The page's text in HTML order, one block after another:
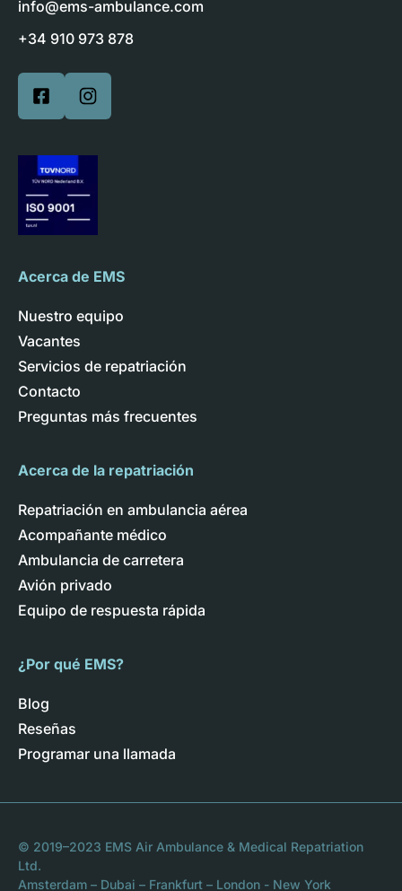
info@ems-ambulance.com
+34 910 973 878
Acerca de EMS
Nuestro equipo
Vacantes
Servicios de repatriación
Contacto
Preguntas más frecuentes
Acerca de la repatriación
Repatriación en ambulancia aérea
Acompañante médico
Ambulancia de carretera
Avión privado
Equipo de respuesta rápida
¿Por qué EMS?
Blog
Reseñas
Programar una llamada
© 2019–2023 EMS Air Ambulance & Medical Repatriation
Ltd.
Amsterdam – Dubai – Frankfurt – London - New York